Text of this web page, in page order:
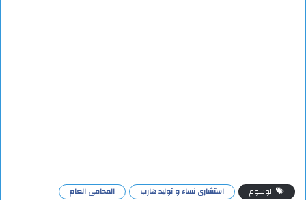
الوسوم استشارى نساء و توليد هارب
المحامى العام